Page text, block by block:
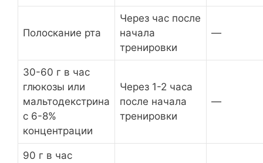
Полоскание рта
Через час после
начала
тренировки
—
30-60 г в час
глюкозы или
мальтодекстрина
с 6-8%
концентрации
Через 1-2 часа
после начала
тренировки
—
90 г в час